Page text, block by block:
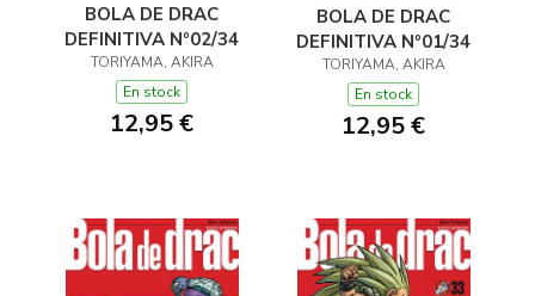
BOLA DE DRAC
DEFINITIVA Nº02/34
TORIYAMA, AKIRA
En stock
12,95 €
BOLA DE DRAC
DEFINITIVA Nº01/34
TORIYAMA, AKIRA
En stock
12,95 €